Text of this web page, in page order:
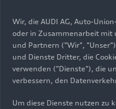
Der heckgetriebene
Fahrspaß mit satten
neue
Dynamiklenkung,
Keramikbremsen.
Wir, die AUDI AG, Auto-
oder in Zusammenarbeit mit
und Partnern ("Wir",
und Dienste Dritter, die
verwenden ("Dienste"), die
verbessern, den
Um diese Dienste nutzen zu